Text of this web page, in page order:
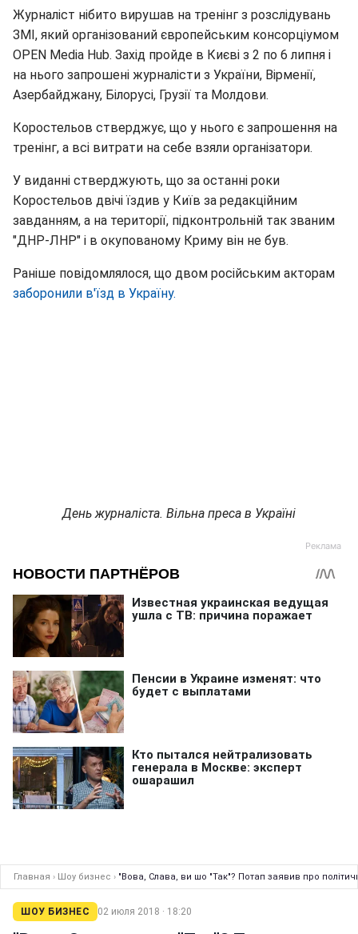
Журналіст нібито вирушав на тренінг з розслідувань
ЗМІ, який організований європейським консорціумом
OPEN Media Hub. Захід пройде в Києві з 2 по 6 липня і
на нього запрошені журналісти з України, Вірменії,
Азербайджану, Білорусі, Грузії та Молдови.
Коростельов стверджує, що у нього є запрошення на
тренінг, а всі витрати на себе взяли організатори.
У виданні стверджують, що за останні роки
Коростельов двічі їздив у Київ за редакційним
завданням, а на території, підконтрольній так званим
"ДНР-ЛНР" і в окупованому Криму він не був.
Раніше повідомлялося, що двом російським акторам
заборонили в'їзд в Україну.
День журналіста. Вільна преса в Україні
Главная › Шоу бизнес › "Вова, Слава, ви шо "Так"? Потап заявив про
ШОУ БИЗНЕС 02 июля 2018 · 18:20